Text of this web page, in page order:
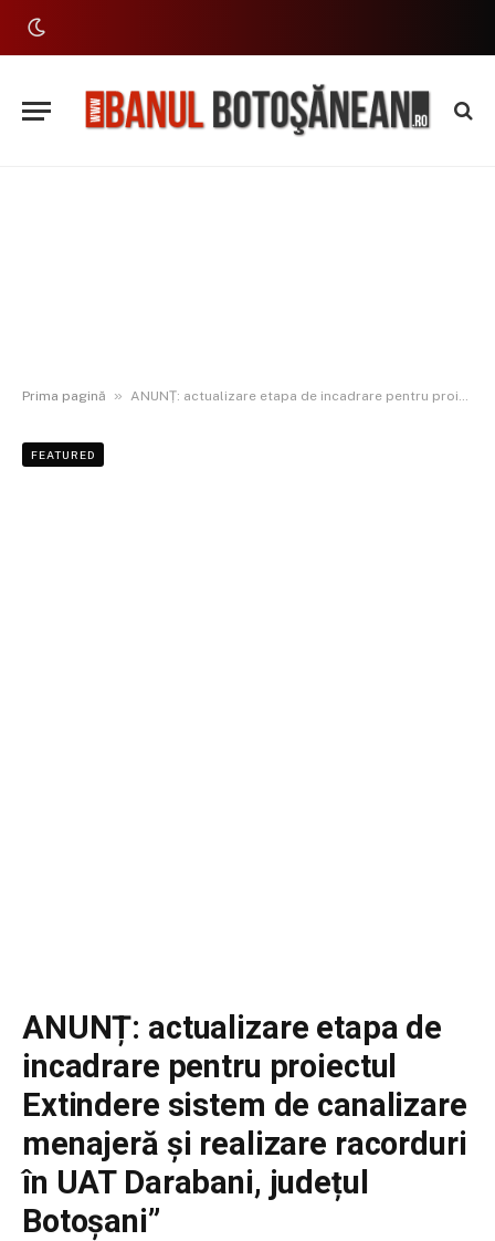
Prima pagină » ANUNȚ: actualizare etapa de incadrare pentru proiectul Extindere sistem de canalizare menajeră și realizare racorduri în UAT Darabani, județul Botoșani”
FEATURED
ANUNȚ: actualizare etapa de
incadrare pentru proiectul
Extindere sistem de canalizare
menajeră și realizare racorduri
în UAT Darabani, județul
Botoșani”